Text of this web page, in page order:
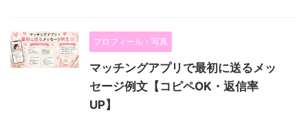
プロフィール・写真
マッチングアプリで最初に送るメッ
セージ例文【コピペOK・返信率
UP】